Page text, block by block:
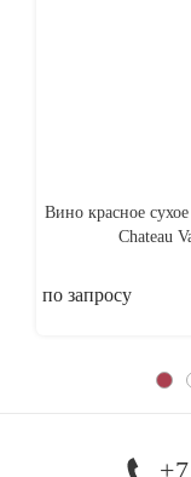
Вино красное
Chateau
по запросу